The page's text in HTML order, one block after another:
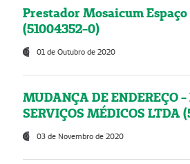
Prestador Mosaicum
(51004352-0)
01 de Outubro de 2020
MUDANÇA DE ENDEREÇO
SERVIÇOS MÉDICOS LTDA
03 de Novembro de 2020